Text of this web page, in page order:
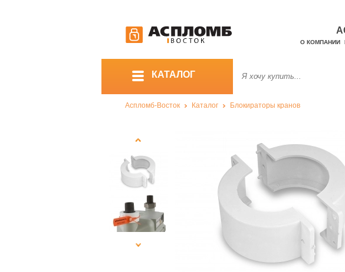
О КОМПАНИИ
КАТАЛОГ
Аспломб-Восток Каталог Блокираторы кранов